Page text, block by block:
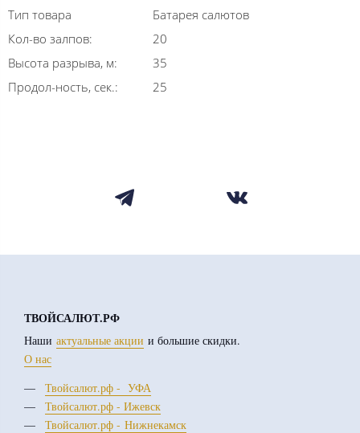
Тип товара
Батарея салютов
Кол-во залпов:
20
Высота разрыва, м:
35
Продол-ность, сек.:
25
ТВОЙСАЛЮТ.РФ
Наши актуальные акции и большие скидки.
О нас
Твойсалют.рф - УФА
Твойсалют.рф - Ижевск
Твойсалют.рф - Нижнекамск